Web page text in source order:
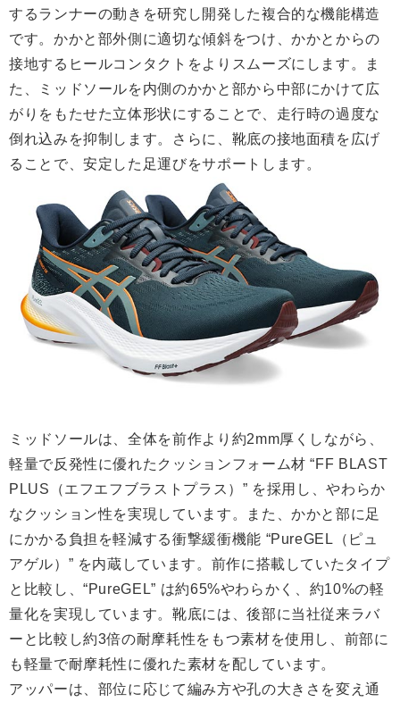
するランナーの動きを研究し開発した複合的な機能構造
です。かかと部外側に適切な傾斜をつけ、かかとからの
接地するヒールコンタクトをよりスムーズにします。ま
た、ミッドソールを内側のかかと部から中部にかけて広
がりをもたせた立体形状にすることで、走行時の過度な
倒れ込みを抑制します。さらに、靴底の接地面積を広げ
ることで、安定した足運びをサポートします。
ミッドソールは、全体を前作より約2mm厚くしながら、
軽量で反発性に優れたクッションフォーム材 “FF BLAST
PLUS（エフエフブラストプラス）” を採用し、やわらか
なクッション性を実現しています。また、かかと部に足
にかかる負担を軽減する衝撃緩衝機能 “PureGEL（ピュ
アゲル）” を内蔵しています。前作に搭載していたタイプ
と比較し、“PureGEL” は約65%やわらかく、約10%の軽
量化を実現しています。靴底には、後部に当社従来ラバ
ーと比較し約3倍の耐摩耗性をもつ素材を使用し、前部に
も軽量で耐摩耗性に優れた素材を配しています。
アッパーは、部位に応じて編み方や孔の大きさを変え通